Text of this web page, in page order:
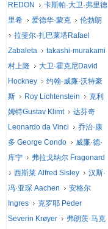
REDON
卡斯帕·大卫·弗里德
里希
爱德华·蒙克
伦勃朗
拉斐尔·扎巴莱塔Rafael
Zabaleta
takashi-murakami
村上隆
大卫·霍克尼David
Hockney
约翰·威廉·沃特豪
斯
Roy Lichtenstein
克利
姆特Gustav Klimt
达芬奇
Leonardo da Vinci
乔治·康
多 George Condo
威廉·德·
库宁
弗拉戈纳尔 Fragonard
西斯莱 Alfred Sisley
汉斯·
冯·亚琛 Aachen
安格尔
Ingres
克罗耶 Peder
Severin Krøyer
弗朗茨·马克